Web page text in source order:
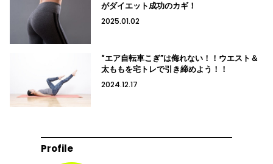
がダイエット成功のカギ！
2025.01.02
“エア自転車こぎ”は侮れない！！ウエスト＆
太ももを宅トレで引き締めよう！！
2024.12.17
Profile